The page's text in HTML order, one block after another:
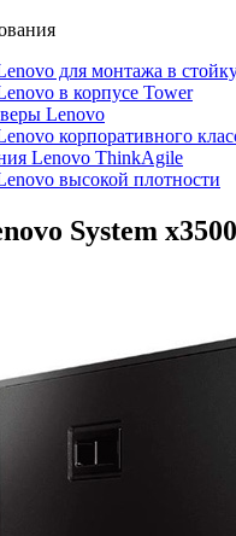
для монтажа в
в корпусе Tower
Lenovo
корпоративного
Lenovo ThinkAgile
высокой плотности
System